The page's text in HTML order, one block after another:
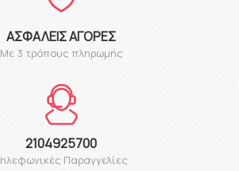
ΑΣΦΑΛΕΊΣ ΑΓΟΡΈΣ
Με 3 τρόπους πληρωμής
2104925700
Παραγγελίες